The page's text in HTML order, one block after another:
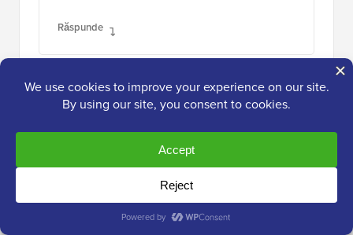
Răspunde
Suport WPBeginner
23 oct. 2025 la 09:17
Pentru o mai bună înțelegere a domeniilor
și a găzduirii, am recomanda să aruncați o
privire pe pagina noastră aici:
ADMIN